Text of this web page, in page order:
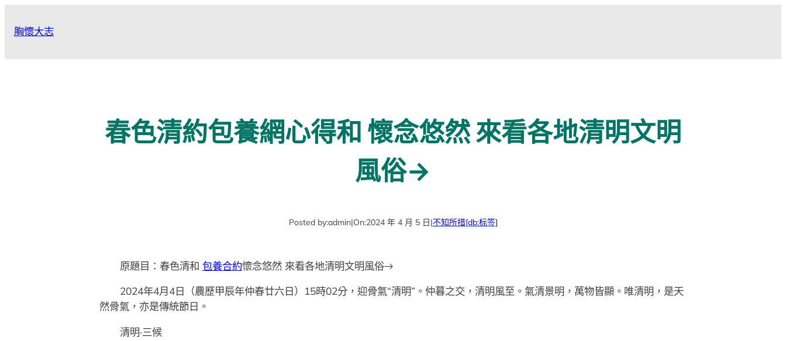
胸懷大志
春色清約包養網心得和 懷念悠然 來看各地清明文明
風俗→
Posted by:admin|On:2024 年 4 月 5 日|不知所措[db:标签]
原題目：春色清和 包養合約懷念悠然 來看各地清明文明風俗→
2024年4月4日（農歷甲辰年仲春廿六日）15時02分，迎骨氣“清明”。仲暮之交，清明風至。氣清景明，萬物皆顯。唯清明，是天
然骨氣，亦是傳統節日。
清明·三候